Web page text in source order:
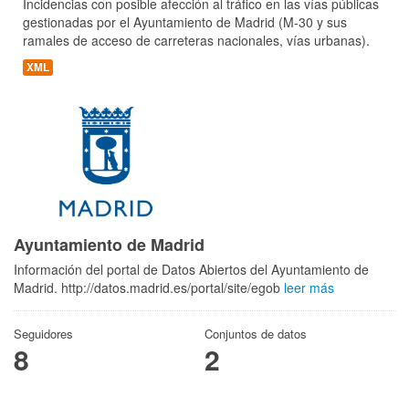
Incidencias con posible afección al tráfico en las vías públicas
gestionadas por el Ayuntamiento de Madrid (M-30 y sus
ramales de acceso de carreteras nacionales, vías urbanas).
XML
Ayuntamiento de Madrid
Información del portal de Datos Abiertos del Ayuntamiento de
Madrid. http://datos.madrid.es/portal/site/egob leer más
Seguidores
8
Conjuntos de datos
2